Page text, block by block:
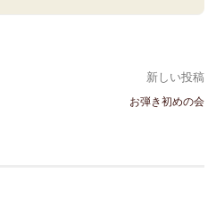
新しい投稿
お弾き初めの会